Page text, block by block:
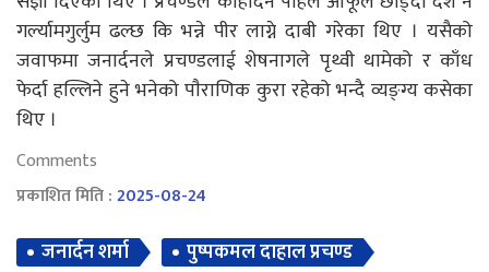
गर्ल्यामगुर्लुम ढल्छ कि भन्ने पीर लाग्ने दाबी गरेका थिए । यसैको
जवाफमा जनार्दनले प्रचण्डलाई शेषनागले पृथ्वी थामेको र काँध
फेर्दा हल्लिने हुने भनेको पाैराणिक कुरा रहेको भन्दै व्यङ्ग्य कसेका
थिए ।
Comments
प्रकाशित मिति :2025-08-24
जनार्दन शर्मा पुष्पकमल दाहाल प्रचण्ड